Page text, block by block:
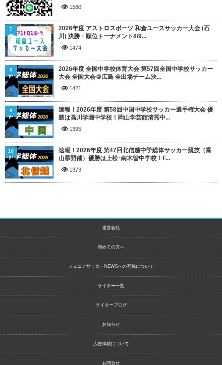
1580
2026年度 アストロスポーツ 和倉ユースサッカー大会 (石
川) 決勝・順位トーナメント8/9...
1474
7
2026年度 全国中学校体育大会 第57回全国中学校サッカー
大会 全国大会＠広島 全出場チーム決...
1421
8
速報！2026年度 第58回中国中学校サッカー選手権大会 優
勝は高川学園中学校！岡山学芸館清秀中...
1395
9
速報！2026年度 第47回北信越中学総体サッカー競技（富
山県開催）優勝は上松･南木曽中学校！F...
1373
10
運営会社
初めての方へ
ジュニアサッカーNEWSへの寄稿について
ライター一覧
ライターブログ
お知らせ
広告掲載について
お問合せ